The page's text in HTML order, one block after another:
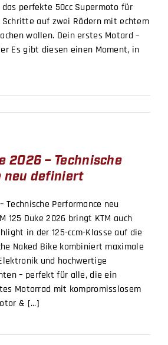
das perfekte 50cc Supermoto für
auf zwei Rädern mit echtem
wollen. Dein erstes Motard –
Es gibt diesen einen Moment, in
2026 – Technische
neu definiert
Technische Performance neu
125 Duke 2026 bringt KTM auch
in der 125-ccm-Klasse auf die
Naked Bike kombiniert maximale
und hochwertige
– perfekt für alle, die ein
Motorrad mit kompromisslosem
& [...]